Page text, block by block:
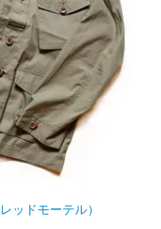
ッドモーテル）